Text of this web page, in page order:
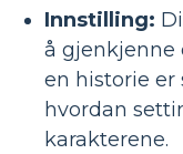
Innstilling:
å gjenkjenne
en historie er
hvordan
karakterene.